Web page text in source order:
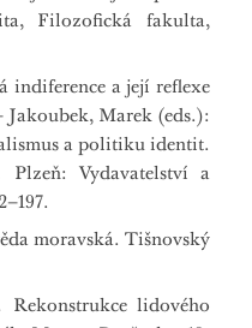
Filozofická fakulta,
indiference a její reflexe
Marek (eds.):
a politiku identit.
Plzeň: Vydavatelství a
moravská. Tišnovský
Rekonstrukce lidového